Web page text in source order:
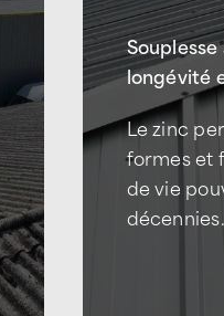
longévité
Le zinc
formes et
de vie
décennies.